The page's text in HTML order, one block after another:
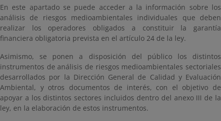
En este apartado se puede acceder a la información sobre los
análisis de riesgos medioambientales individuales que deben
realizar los operadores obligados a constituir la garantía
financiera obligatoria prevista en el artículo 24 de la ley.
Asimismo, se ponen a disposición del público los distintos
instrumentos de análisis de riesgos medioambientales sectoriales
desarrollados por la Dirección General de Calidad y Evaluación
Ambiental, y otros documentos de interés, con el objetivo de
apoyar a los distintos sectores incluidos dentro del anexo III de la
ley, en la elaboración de estos instrumentos.